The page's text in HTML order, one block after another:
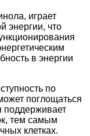
играет
энергии, что
в энергии
по
поглощаться
поддерживает
тем самым
клетках.